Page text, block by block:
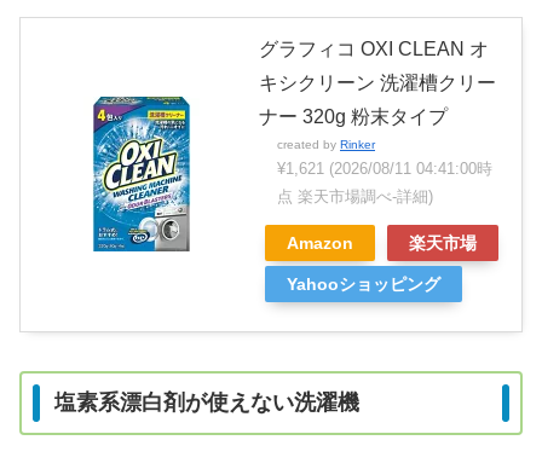
グラフィコ OXI CLEAN オ
キシクリーン 洗濯槽クリー
ナー 320g 粉末タイプ
created by Rinker
¥1,621 (2026/08/11 04:41:00時
点 楽天市場調べ-詳細)
Amazon 楽天市場
Yahooショッピング
塩素系漂白剤が使えない洗濯機